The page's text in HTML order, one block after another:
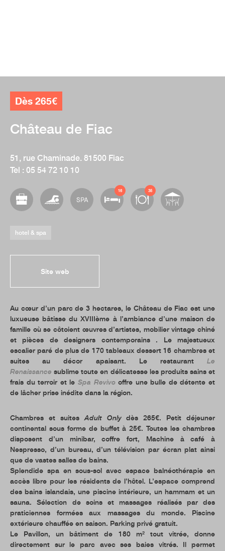
Dès 265€
Château de Fiac
51, rue Chaminade. 81500 Fiac
Tel : 05 54 72 10 10
16 35
hotel & spa
Site web
Au cœur d’un parc de 3 hectares, le Château de Fiac est une
luxueuse bâtisse du XVIIIème à l’ambiance d’une maison de
famille où se côtoient œuvres d’artistes, mobilier vintage chiné
et pièces de designers contemporains . Le majestueux
escalier paré de plus de 170 tableaux dessert 16 chambres et
suites au décor apaisant. Le restaurant Le
Renaissance sublime toute en délicatesse les produits sains et
frais du terroir et le Spa Revivooffre une bulle de détente et
de lâcher prise inédite dans la région.
Chambres et suites Adult Onlydès 265€. Petit déjeuner
continental sous forme de buffet à 25€. Toutes les chambres
disposent d’un minibar, coffre fort, Machine à café à
Nespresso, d’un bureau, d’un télévision par écran plat ainsi
que de vastes salles de bains.
Splendide spa en sous-sol avec espace balnéothérapie en
accès libre pour les résidents de l’hôtel. L’espace comprend
des bains islandais, une piscine intérieure, un hammam et un
sauna. Sélection de soins et massages réalisés par des
praticiennes formées aux massages du monde. Piscine
extérieure chauffée en saison. Parking privé gratuit.
Le Pavillon, un bâtiment de 180 m² tout vitrée, donne
directement sur le parc avec ses baies vitrés. Il permet